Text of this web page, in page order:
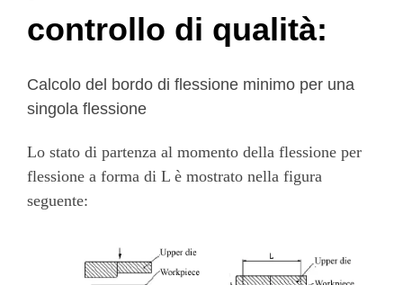
controllo di qualità:
Calcolo del bordo di flessione minimo per una
singola flessione
Lo stato di partenza al momento della flessione per
flessione a forma di L è mostrato nella figura
seguente: